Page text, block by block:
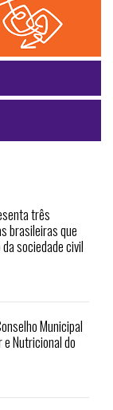
três
brasileiras que
sociedade civil
Municipal
Nutricional do